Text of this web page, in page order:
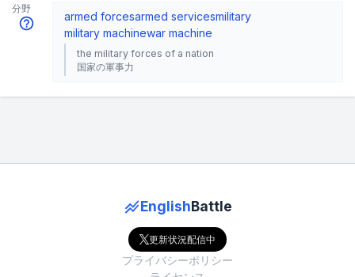
分野
armed forcesarmed servicesmilitary
military machinewar machine
the military forces of a nation
国家の軍事力
EnglishBattle
更新状況配信中
プライバシーポリシー